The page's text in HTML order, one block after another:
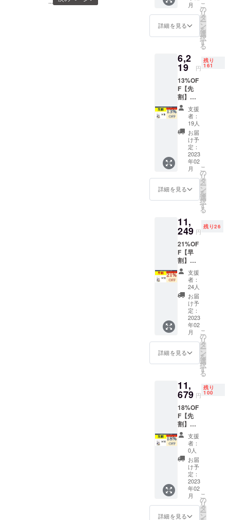
す。
是非、よろ
いたしま
様は変
更にな
性もご
ざいま
ださ
い。 ※
ご注文
状況、
使用部
材の供
給状
況、製
造工程
上の都
合等に
より出
荷時期
が遅れ
る場合
ます
→【8%
OFF】
2,709円
1枚あた
り約
（税
込） ※
皆様の
ご支援
により
量産効
率が向
上した
場合、
正規販
売価格
が販売
格より
下がる
いま
す。ま
た、輸
入資材
等の価
格高騰
により
正規販
売価格
が変動
する可
能性も
ござい
ます。
※デザイ
様は変
更にな
ざいま
す。ご
了承く
ださ
い。 ※
ご注文
状況、
使用部
材の供
給状
況、製
造工程
上の都
合等に
より出
円→一
般販売
予定価
格
（セッ
ト割100
円引）
4,400円
（税
込・送
料込）
一般販
売予定
価格
（セッ
ト割100
円引）
4,400円
（税
込・送
料込）
→【11
%OFF
料込）
1枚あた
り約
1,303円
（税
込） ※
皆様の
ご支援
により
量産効
率が向
上した
場合、
正規販
売価格
が販売
予定価
もござ
いま
た、輸
入資材
等の価
格高騰
により
正規販
売価格
が変動
する可
能性も
ござい
ます。
※デザイ
ン・仕
月
詳細を見る
こ
の
リ
タ
ー
ン
を
選
択
す
る
6,2
19 円
残り
161
13%OF
F【先
割】
1minut
e Anti-
Fog
Cleaner
×5枚
1,500円
×5枚
=7,500
円→一
般販売
予定価
格
（セッ
ト割350
円引）
7,150円
（税
込・送
料込）
一般販
売予定
価格
（セッ
ト割350
円引）
7,150円
（税
込・送
料込）
→【13
%OFF
料込）
1枚あた
り約
1,244円
（税
込） ※
皆様の
ご支援
により
量産効
率が向
上した
場合、
正規販
売価格
が販売
予定価
支援
者：
19人
お届
け予
定：
2023
年02
月
詳細を見る
こ
の
リ
タ
ー
ン
を
選
択
す
る
11,
249 円
残り26
21%OF
F【早
割】
1minut
e Anti-
Fog
Cleaner
×10枚
1,500円
×10枚
=15,000
円→一
般販売
予定価
格
（セッ
ト割750
円引）
14,250
円（税
込・送
料込）
一般販
売予定
価格
（セッ
ト割750
円引）
14,250
円（税
込・送
料込）
→【21
%OFF
支援
者：
24人
お届
け予
定：
2023
年02
月
詳細を見る
こ
の
リ
タ
ー
ン
を
選
択
す
る
11,
679 円
残り
100
18%OF
F【先
割】
1minut
e Anti-
Fog
Cleaner
×10枚
1,500円
×10枚
=15,000
円→一
般販売
予定価
支援
者：
0人
お届
け予
定：
2023
年02
月
詳細を見る
こ
の
リ
タ
ー
ン